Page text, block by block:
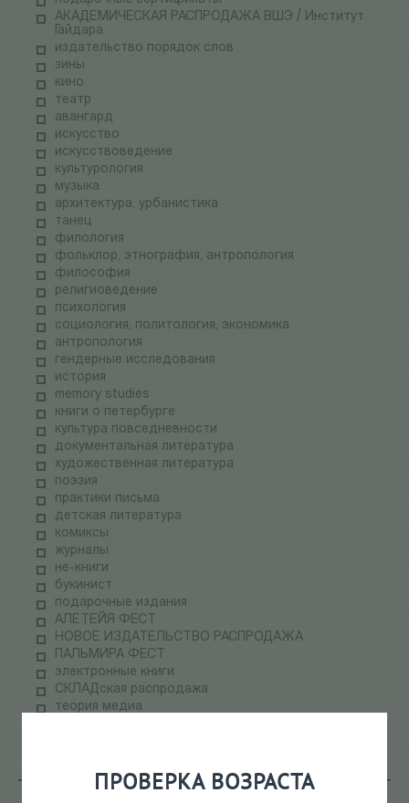
ПРОВЕРКА ВОЗРАСТА
АКАДЕМИЧЕСКАЯ РАСПРОДАЖА ВШЭ / Институт
Гайдара
издательство порядок слов
зины
кино
театр
авангард
искусство
искусствоведение
культурология
музыка
архитектура, урбанистика
танец
филология
фольклор, этнография, антропология
философия
религиоведение
психология
социология, политология, экономика
антропология
гендерные исследования
история
memory studies
книги о петербурге
культура повседневности
документальная литература
художественная литература
поэзия
практики письма
детская литература
комиксы
журналы
не-книги
букинист
подарочные издания
АЛЕТЕЙЯ ФЕСТ
НОВОЕ ИЗДАТЕЛЬСТВО РАСПРОДАЖА
ПАЛЬМИРА ФЕСТ
электронные книги
СКЛАДская распродажа
теория медиа